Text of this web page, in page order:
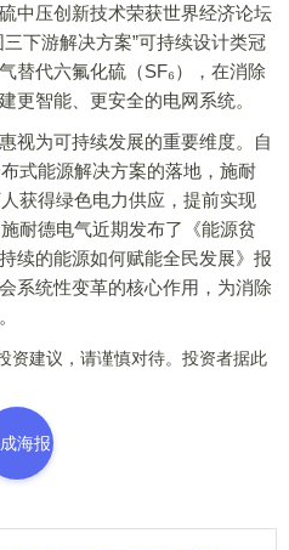
中压创新技术荣获世界经济论坛
下游解决方案”可持续设计类冠
替代六氟化硫（SF₆），在消除
更智能、更安全的电网系统。
为可持续发展的重要维度。自
式能源解决方案的落地，施耐
获得绿色电力供应，提前实现
耐德电气近期发布了《能源贫
续的能源如何赋能全民发展》报
系统性变革的核心作用，为消除
建议，请谨慎对待。投资者据此
海报